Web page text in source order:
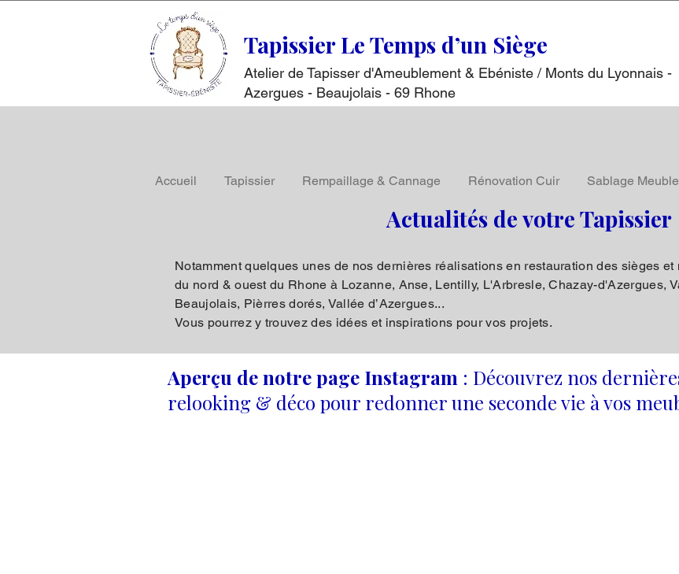
Tapissier Le Temps d’un Siège
Atelier de Tapisser d'Ameublement & Ebéniste / Monts du Lyonnais -
Azergues - Beaujolais - 69 Rhone
Accueil Tapissier Rempaillage & Cannage Rénovation Cuir Sablage Meuble
Actualités de votre Tapissier
Notamment quelques unes de nos dernières réalisations en restauration des sièges
du nord & ouest du Rhone à Lozanne, Anse, Lentilly, L'Arbresle, Chazay-d'Azergues,
Beaujolais, Pièrres dorés, Vallée d’Azergues...
Vous pourrez y trouvez des idées et inspirations pour vos projets.
Aperçu de notre page Instagram : Découvrez nos
relooking & déco pour redonner une seconde vie à vos